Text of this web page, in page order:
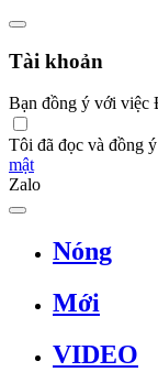
Tài khoản
Bạn đồng ý với việc
Tôi đã đọc và đồng
mật
Zalo
Nóng
Mới
VIDEO